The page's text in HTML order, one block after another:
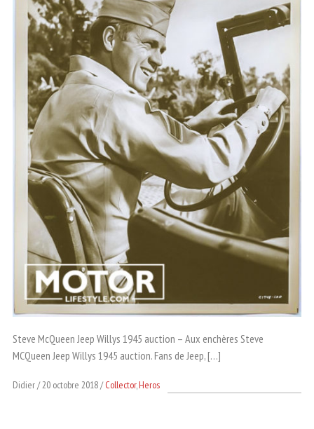
Steve McQueen Jeep Willys 1945 auction – Aux enchères Steve
MCQueen Jeep Willys 1945 auction. Fans de Jeep, […]
Didier 20 octobre 2018 Collector,Heros